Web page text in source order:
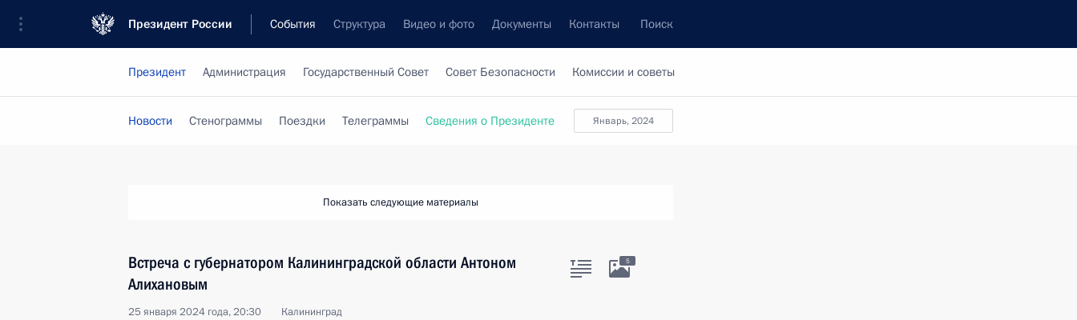
Президент России События Структура Видео и фото Документы Контакты Поиск
Президент Администрация Государственный Совет Совет Безопасности Комиссии и советы
январь, 2024
Новости Стенограммы Поездки Телеграммы Сведения о Президенте
Показать следующие материалы
Встреча с губернатором Калининградской области Антоном
Алихановым
25 января 2024 года, 20:30 Калининград
5